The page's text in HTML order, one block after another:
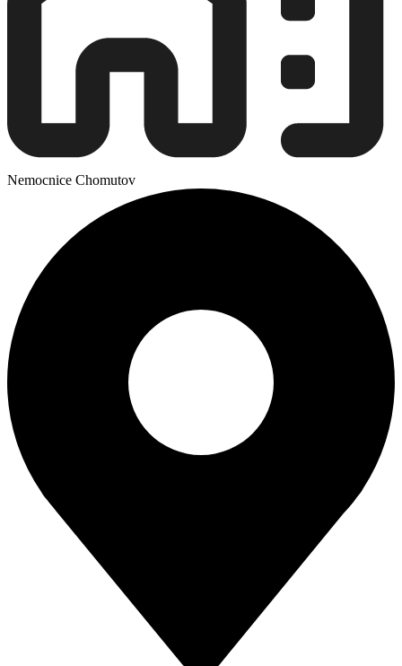
Nemocnice Chomutov